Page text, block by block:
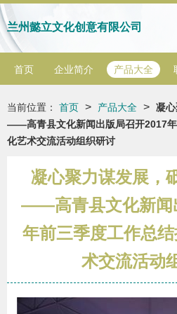
兰州懿立文化创意有限公司
首页 企业简介 产品大全
当前位置： 首页 > 产品大全 > 凝
——高青县文化新闻出版局召开2017
化艺术交流活动组织研讨
凝心聚力谋发展，
——高青县文化新闻
年前三季度工作总
术交流活动